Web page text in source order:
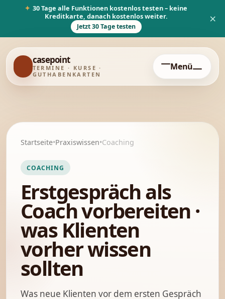
✦ 30 Tage alle Funktionen kostenlos testen – keine
Kreditkarte, danach kostenlos weiter.
Jetzt 30 Tage testen
×
casepoint
TERMINE · KURSE ·
GUTHABENKARTEN
Menü
Startseite•Praxiswissen•Coaching
COACHING
Erstgespräch als
Coach vorbereiten ·
was Klienten
vorher wissen
sollten
Was neue Klienten vor dem ersten Gespräch